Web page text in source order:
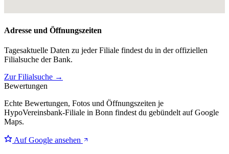
Adresse und Öffnungszeiten
Tagesaktuelle Daten zu jeder Filiale findest du in der offiziellen
Filialsuche der Bank.
Zur Filialsuche →
Bewertungen
Echte Bewertungen, Fotos und Öffnungszeiten je
HypoVereinsbank-Filiale in Bonn findest du gebündelt auf Google
Maps.
Auf Google ansehen